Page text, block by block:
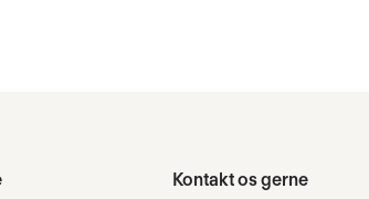
Kontakt os gerne